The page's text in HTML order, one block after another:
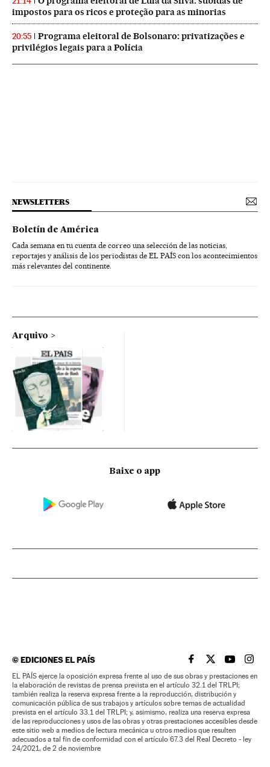
impostos para os ricos e proteção para as minorias
20:55
Programa eleitoral de Bolsonaro: privatizações e
privilégios legais para a Polícia
NEWSLETTERS
Boletín de América
Cada semana en tu cuenta de correo una selección de las noticias,
reportajes y análisis de los periodistas de EL PAÍS con los acontecimientos
más relevantes del continente.
Arquivo
Baixe o app
©EDICIONES EL PAÍS EL PAÍS BRASIL EN
EL PAÍSEL PAÍS
EL
EL PAÍS ejerce la oposición expresa frente al uso de sus obras y prestaciones en
la elaboración de revistas de prensa prevista en el artículo 32.1 del TRLPI;
también realiza la reserva expresa frente a la reproducción, distribución y
comunicación pública de sus trabajos y artículos sobre temas de actualidad
prevista en el artículo 33.1 del TRLPI; y, asimismo, realiza una reserva expresa
de las reproducciones y usos de las obras y otras prestaciones accesibles desde
este sitio web a medios de lectura mecánica u otros medios que resulten
adecuados a tal fin de conformidad con el artículo 67.3 del Real Decreto - ley
24/2021, de 2 de noviembre